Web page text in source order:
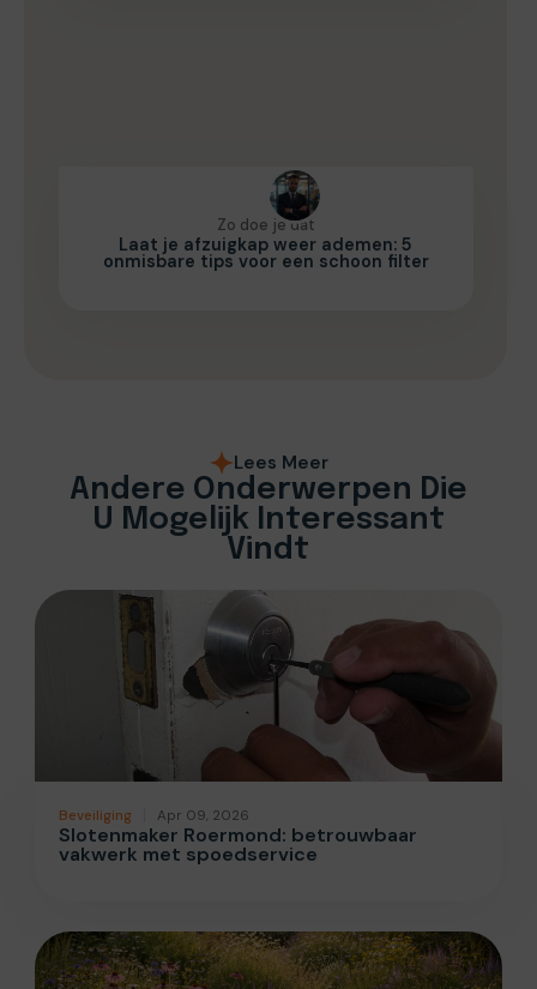
Zo doe je dat
Laat je afzuigkap weer ademen: 5
onmisbare tips voor een schoon filter
Lees Meer
Andere Onderwerpen Die
U Mogelijk Interessant
Vindt
Beveiliging Apr 09, 2026
Slotenmaker Roermond: betrouwbaar
vakwerk met spoedservice